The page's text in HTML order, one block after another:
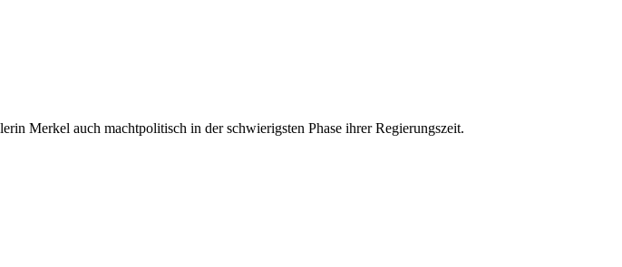
Merkel auch machtpolitisch in der schwierigsten Phase ihrer Regierungszeit.